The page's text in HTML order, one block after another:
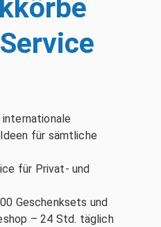
internationale
für sämtliche
für Privat- und
Geschenksets und
– 24 Std. täglich